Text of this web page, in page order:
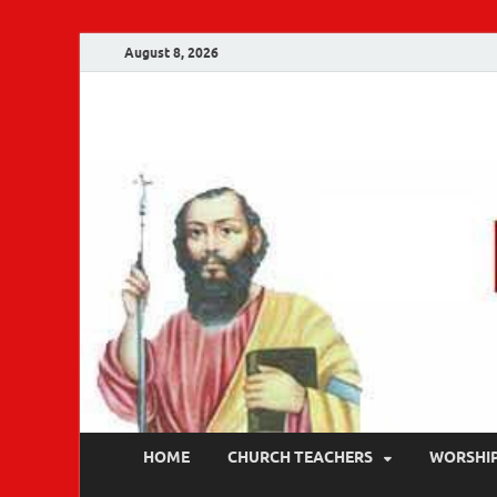
August 8, 2026
HOME CHURCH TEACHERS